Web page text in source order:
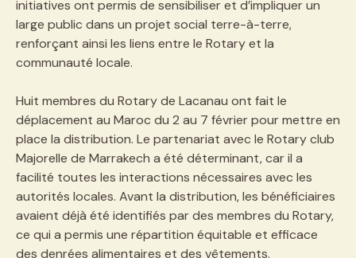
initiatives ont permis de sensibiliser et d’impliquer un
large public dans un projet social terre-à-terre,
renforçant ainsi les liens entre le Rotary et la
communauté locale.
Huit membres du Rotary de Lacanau ont fait le
déplacement au Maroc du 2 au 7 février pour mettre en
place la distribution. Le partenariat avec le Rotary club
Majorelle de Marrakech a été déterminant, car il a
facilité toutes les interactions nécessaires avec les
autorités locales. Avant la distribution, les bénéficiaires
avaient déjà été identifiés par des membres du Rotary,
ce qui a permis une répartition équitable et efficace
des denrées alimentaires et des vêtements.